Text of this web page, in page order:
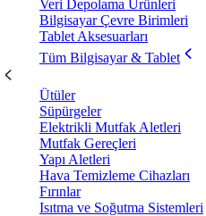
Veri Depolama Ürünleri
Bilgisayar Çevre Birimleri
Tablet Aksesuarları
Tüm Bilgisayar & Tablet
Ütüler
Süpürgeler
Elektrikli Mutfak Aletleri
Mutfak Gereçleri
Yapı Aletleri
Hava Temizleme Cihazları
Fırınlar
Isıtma ve Soğutma Sistemleri